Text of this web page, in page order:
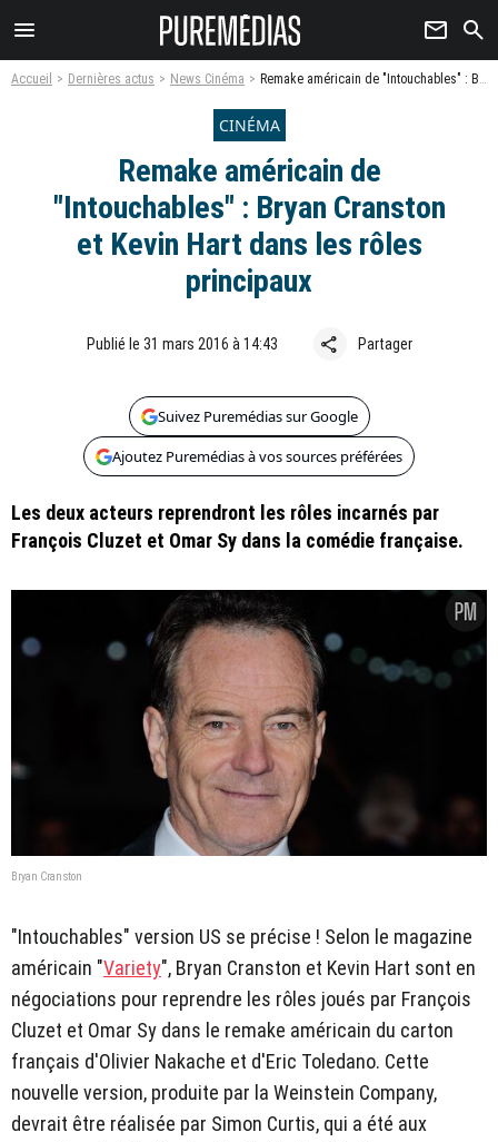
menu newsletter search
Accueil Dernières actus News Cinéma Remake américain de "Intouchables" : Bryan Cranston et Kevin Hart dans les rôles principaux
CINÉMA
Remake américain de
"Intouchables" : Bryan Cranston
et Kevin Hart dans les rôles
principaux
Publié le 31 mars 2016 à 14:43 share Partager
Suivez Puremédias sur Google
Ajoutez Puremédias à vos sources préférées
Les deux acteurs reprendront les rôles incarnés par
François Cluzet et Omar Sy dans la comédie française.
Bryan Cranston
"Intouchables" version US se précise ! Selon le magazine
américain "Variety", Bryan Cranston et Kevin Hart sont en
négociations pour reprendre les rôles joués par François
Cluzet et Omar Sy dans le remake américain du carton
français d'Olivier Nakache et d'Eric Toledano. Cette
nouvelle version, produite par la Weinstein Company,
devrait être réalisée par Simon Curtis, qui a été aux